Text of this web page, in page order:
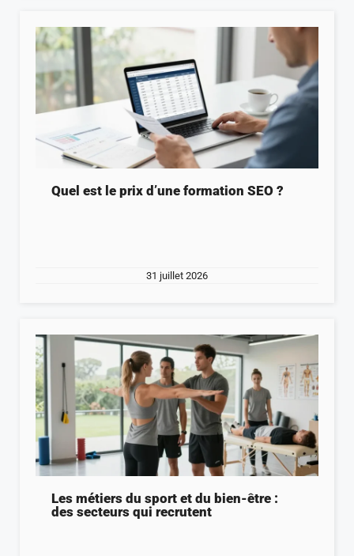
Quel est le prix d’une formation SEO ?
31 juillet 2026
Les métiers du sport et du bien-être :
des secteurs qui recrutent